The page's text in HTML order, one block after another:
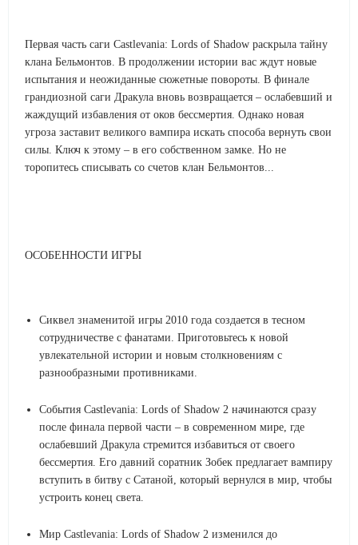
Первая часть саги Castlevania: Lords of Shadow раскрыла тайну
клана Бельмонтов. В продолжении истории вас ждут новые
испытания и неожиданные сюжетные повороты. В финале
грандиозной саги Дракула вновь возвращается – ослабевший и
жаждущий избавления от оков бессмертия. Однако новая
угроза заставит великого вампира искать способа вернуть свои
силы. Ключ к этому – в его собственном замке. Но не
торопитесь списывать со счетов клан Бельмонтов...
ОСОБЕННОСТИ ИГРЫ
Сиквел знаменитой игры 2010 года создается в тесном
сотрудничестве с фанатами. Приготовьтесь к новой
увлекательной истории и новым столкновениям с
разнообразными противниками.
События Castlevania: Lords of Shadow 2 начинаются сразу
после финала первой части – в современном мире, где
ослабевший Дракула стремится избавиться от своего
бессмертия. Его давний соратник Зобек предлагает вампиру
вступить в битву с Сатаной, который вернулся в мир, чтобы
устроить конец света.
Мир Castlevania: Lords of Shadow 2 изменился до